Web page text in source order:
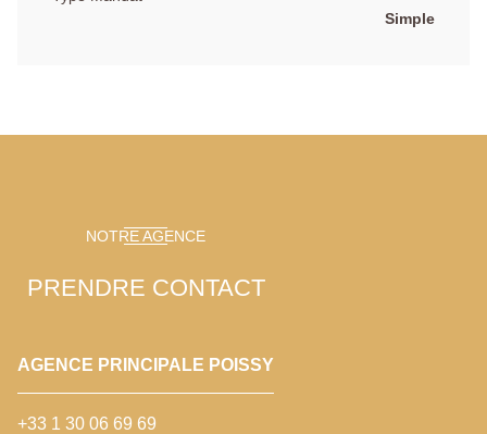
Simple
NOTRE AGENCE
PRENDRE CONTACT
AGENCE PRINCIPALE POISSY
+33 1 30 06 69 69